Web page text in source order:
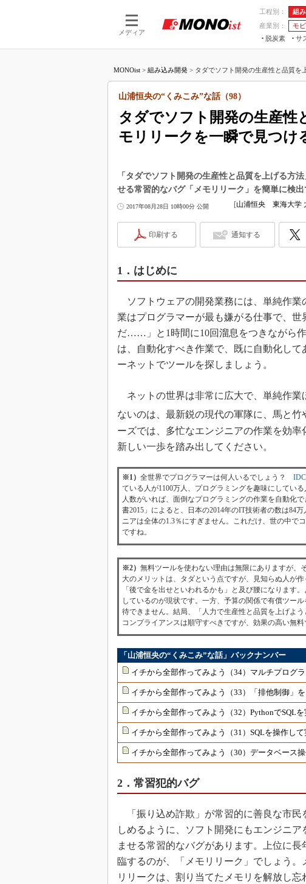
メディア
工程別： 組
産業別：
モ
脱炭素
サ
つながる工場
AI×設備保全
MONOist > 組み込み開発 > タダでソフト開発の生産性と品質を
タダでソフト開発の生産性
モリリークを一瞬で見つけ
山浦恒央の“くみこみ”な話（98）
「タダでソフト開発の生産性と品質を上げる方
せる常習的なバグ「メモリリーク」を簡単に検
2017年08月28日 10時00分 公開 [山浦恒央 東海大学
印刷する 通知する
1．はじめに
ソフトウェアの開発業務には、単純作業
業はプログラマーが最も嫌がる仕事で、
だ……」と1時間に10回溜息をつきながら
は、自動化すべき作業で、既に自動化し
ーネットでツールを探しましょう。
ネットの世界は非常に広大で、単純作業
ないのは、最新鋭の現代の軍隊に、馬と
ーズでは、多忙なエンジニアの作業を効率
新しい一歩を踏み出してください。
※1） 全世界でプログラマーは何人いるでしょう？
ている人が1100万人、プログラミングを趣味にしてい
人数がいれば、面倒なプログラミングの作業を自動化
書2015」によると、日本の2014年のIT技術者の数は84
ニアは全体の1.3％にすぎません。これだけ、世の中で
ですね。
※2） 無料ツールを使わない理由は無限にありますが、
大のメリットは、タダという点ですが、見知らぬ人が
「後で金を出せといわれるかも」と及び腰になります
しているのが現状です。一方、予算の関係で有償ツー
待できません。結局、「人力で生産性と品質を上げよ
コンプライアンスは順守すべきですが、効果の高い無
「山浦恒央の“くみこみ”な話」バックナンバー
イチから全部作ってみよう（34）マルチプログ
イチから全部作ってみよう（33）「排他制御」
イチから全部作ってみよう（32）PythonでSQL
イチから全部作ってみよう（31）SQLを操作し
イチから全部作ってみよう（30）データベース
2．常習犯的バグ
「振り込め詐欺」が常習的に善良な市民
しめるように、ソフト開発にもエンジニア
ませる常習的なバグがあります。上位に長
臨するのが、「メモリリーク」でしょう。
リリークは、割り当てたメモリを解放し忘